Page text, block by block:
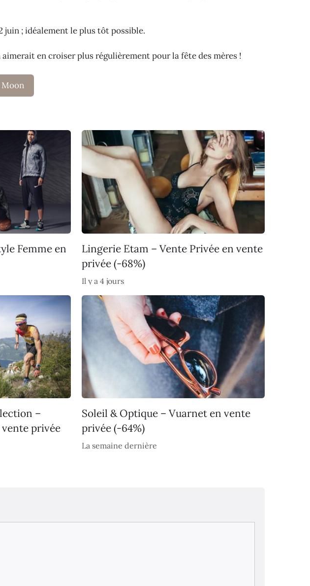
juin ; idéalement le plus tôt possible.
en croiser plus régulièrement pour la fête des mères !
Moon
Femme en
Lingerie Etam – Vente Privée en vente
privée (-68%)
Il y a 4 jours
–
vente privée
Soleil & Optique – Vuarnet en vente
privée (-64%)
La semaine dernière